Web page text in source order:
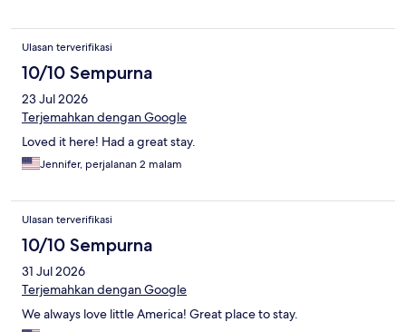
Ulasan terverifikasi
10/10 Sempurna
23 Jul 2026
Terjemahkan dengan Google
Loved it here! Had a great stay.
Jennifer, perjalanan 2 malam
Ulasan terverifikasi
10/10 Sempurna
31 Jul 2026
Terjemahkan dengan Google
We always love little America! Great place to stay.